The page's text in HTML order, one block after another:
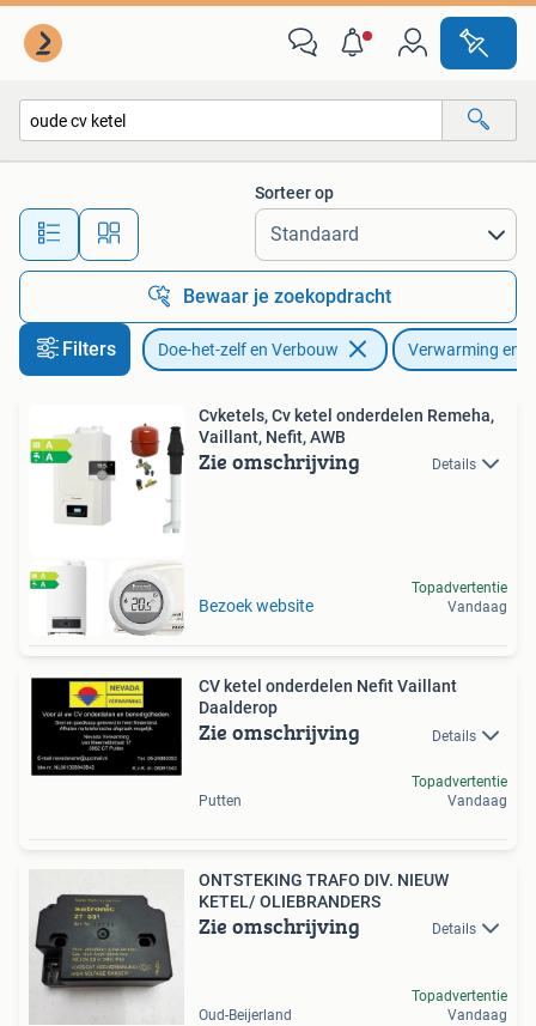
Alle afstanden…
Sorteer op
Bewaar je zoekopdracht
Filters Doe-het-zelf en Verbouw Verwarming en
Cvketels, Cv ketel onderdelen Remeha,
Vaillant, Nefit, AWB
Zie omschrijving Details
Bezoek website
Topadvertentie
Vandaag
CV ketel onderdelen Nefit Vaillant
Daalderop
Zie omschrijving Details
Putten
Topadvertentie
Vandaag
ONTSTEKING TRAFO DIV. NIEUW
KETEL/ OLIEBRANDERS
Zie omschrijving Details
Oud-Beijerland
Topadvertentie
Vandaag